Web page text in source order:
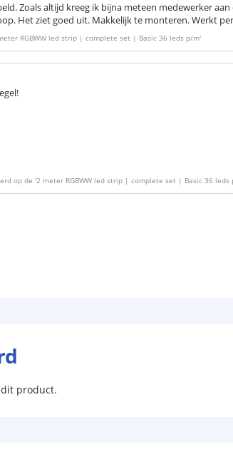
Zoals altijd kreeg ik bijna meteen medewerker aan
Het ziet goed uit. Makkelijk te monteren. Werkt
RGBWW led strip | complete set | Basic 36 leds p/m'
op de '2 meter RGBWW led strip | complete set | Basic 36 leds
dit product.